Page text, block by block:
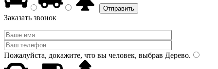
Заказать звонок
Пожалуйста, докажите, что вы человек, выбрав Дерево.